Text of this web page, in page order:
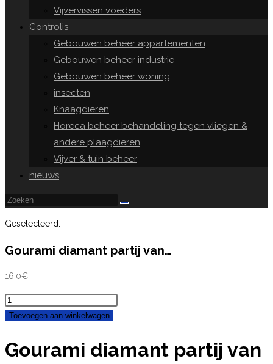
Vijvervissen voeders
Controlis
Gebouwen beheer appartementen
Gebouwen beheer industrie
Gebouwen beheer woning
insecten
Knaagdieren
Horeca beheer behandeling tegen vliegen &
andere plaagdieren
Vijver & tuin beheer
nieuws
Geselecteerd:
Gourami diamant partij van…
16.0€
Gourami
diamant
van
Toevoegen aan winkelwagen
Gourami diamant partij van